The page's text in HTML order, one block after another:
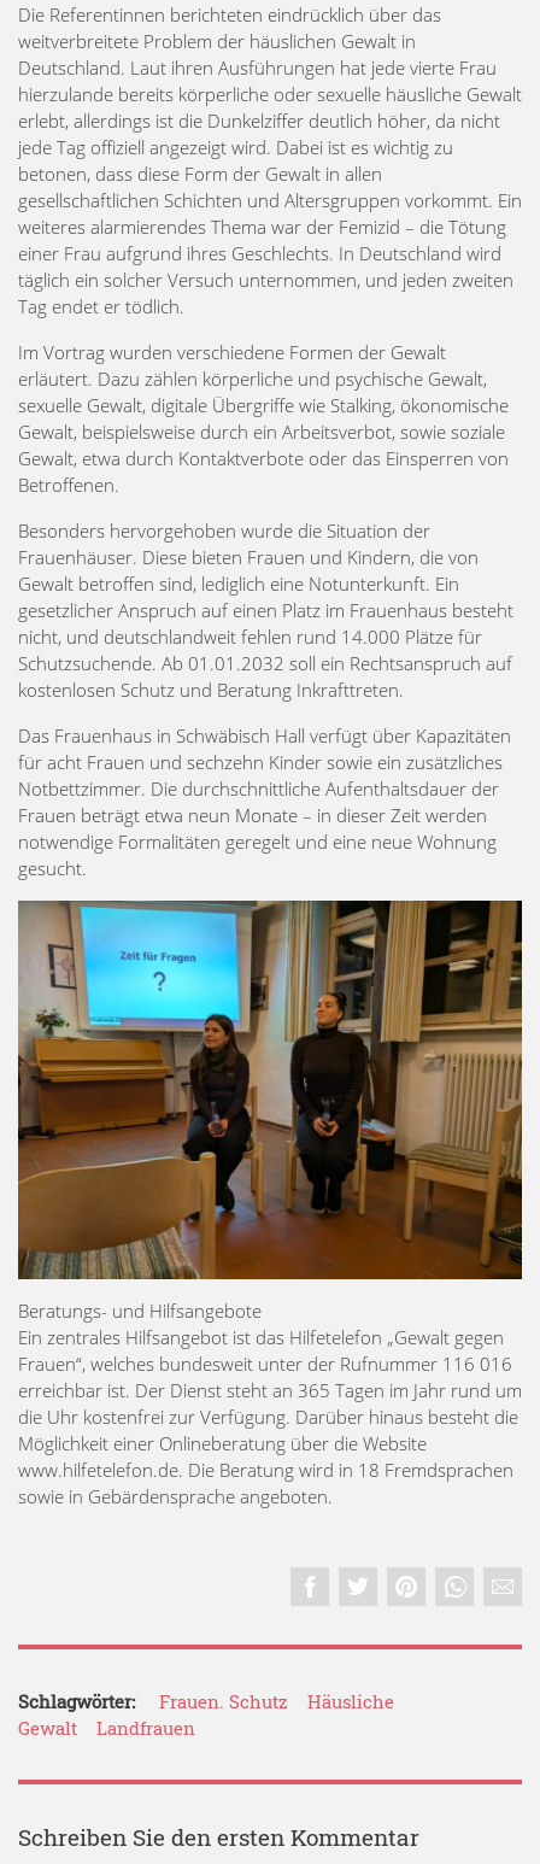
Die Referentinnen berichteten eindrücklich über das
weitverbreitete Problem der häuslichen Gewalt in
Deutschland. Laut ihren Ausführungen hat jede vierte Frau
hierzulande bereits körperliche oder sexuelle häusliche Gewalt
erlebt, allerdings ist die Dunkelziffer deutlich höher, da nicht
jede Tag offiziell angezeigt wird. Dabei ist es wichtig zu
betonen, dass diese Form der Gewalt in allen
gesellschaftlichen Schichten und Altersgruppen vorkommt. Ein
weiteres alarmierendes Thema war der Femizid – die Tötung
einer Frau aufgrund ihres Geschlechts. In Deutschland wird
täglich ein solcher Versuch unternommen, und jeden zweiten
Tag endet er tödlich.
Im Vortrag wurden verschiedene Formen der Gewalt
erläutert. Dazu zählen körperliche und psychische Gewalt,
sexuelle Gewalt, digitale Übergriffe wie Stalking, ökonomische
Gewalt, beispielsweise durch ein Arbeitsverbot, sowie soziale
Gewalt, etwa durch Kontaktverbote oder das Einsperren von
Betroffenen.
Besonders hervorgehoben wurde die Situation der
Frauenhäuser. Diese bieten Frauen und Kindern, die von
Gewalt betroffen sind, lediglich eine Notunterkunft. Ein
gesetzlicher Anspruch auf einen Platz im Frauenhaus besteht
nicht, und deutschlandweit fehlen rund 14.000 Plätze für
Schutzsuchende. Ab 01.01.2032 soll ein Rechtsanspruch auf
kostenlosen Schutz und Beratung Inkrafttreten.
Das Frauenhaus in Schwäbisch Hall verfügt über Kapazitäten
für acht Frauen und sechzehn Kinder sowie ein zusätzliches
Notbettzimmer. Die durchschnittliche Aufenthaltsdauer der
Frauen beträgt etwa neun Monate – in dieser Zeit werden
notwendige Formalitäten geregelt und eine neue Wohnung
gesucht.
Beratungs- und Hilfsangebote
Ein zentrales Hilfsangebot ist das Hilfetelefon „Gewalt gegen
Frauen“, welches bundesweit unter der Rufnummer 116 016
erreichbar ist. Der Dienst steht an 365 Tagen im Jahr rund um
die Uhr kostenfrei zur Verfügung. Darüber hinaus besteht die
Möglichkeit einer Onlineberatung über die Website
www.hilfetelefon.de. Die Beratung wird in 18 Fremdsprachen
sowie in Gebärdensprache angeboten.
Schlagwörter: Frauen. Schutz
Häusliche
Gewalt
Landfrauen
Schreiben Sie den ersten Kommentar